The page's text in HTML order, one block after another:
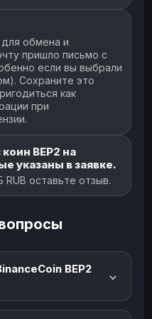
обмена и
пришло письмо с
если вы выбрали
Сохраните это
как
при
BEP2 на
указаны в заявке.
оставьте отзыв.
BEP2